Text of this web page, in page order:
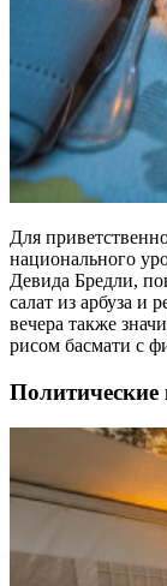
Для
национального
Девида Бредли,
салат из арбуза и
вечера также
рисом басмати с
Политические